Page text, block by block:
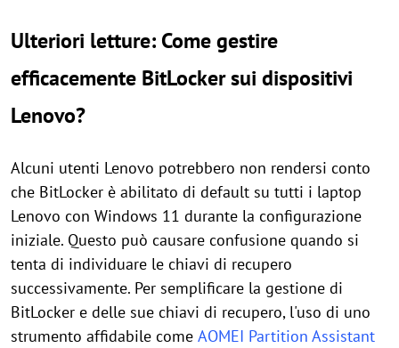
Ulteriori letture: Come gestire
efficacemente BitLocker sui dispositivi
Lenovo?
Alcuni utenti Lenovo potrebbero non rendersi conto
che BitLocker è abilitato di default su tutti i laptop
Lenovo con Windows 11 durante la configurazione
iniziale. Questo può causare confusione quando si
tenta di individuare le chiavi di recupero
successivamente. Per semplificare la gestione di
BitLocker e delle sue chiavi di recupero, l'uso di uno
strumento affidabile come AOMEI Partition Assistant